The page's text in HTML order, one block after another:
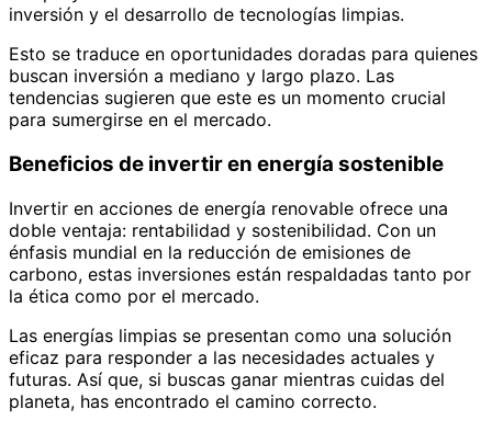
inversión y el desarrollo de tecnologías limpias.
Esto se traduce en oportunidades doradas para quienes
buscan inversión a mediano y largo plazo. Las
tendencias sugieren que este es un momento crucial
para sumergirse en el mercado.
Beneficios de invertir en energía sostenible
Invertir en acciones de energía renovable ofrece una
doble ventaja: rentabilidad y sostenibilidad. Con un
énfasis mundial en la reducción de emisiones de
carbono, estas inversiones están respaldadas tanto por
la ética como por el mercado.
Las energías limpias se presentan como una solución
eficaz para responder a las necesidades actuales y
futuras. Así que, si buscas ganar mientras cuidas del
planeta, has encontrado el camino correcto.